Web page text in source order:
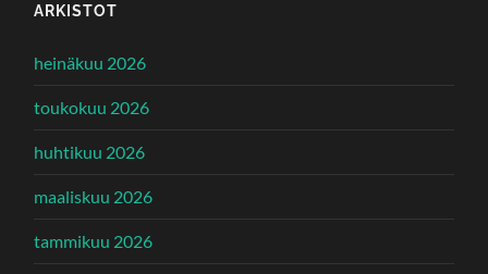
ARKISTOT
heinäkuu 2026
toukokuu 2026
huhtikuu 2026
maaliskuu 2026
tammikuu 2026